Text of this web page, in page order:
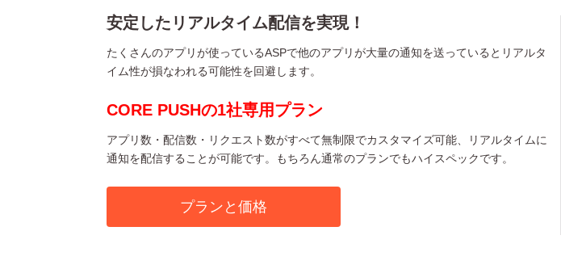
安定したリアルタイム配信を実現！
たくさんのアプリが使っているASPで他のアプリが大量の通知を送っているとリアルタ
イム性が損なわれる可能性を回避します。
CORE PUSHの1社専用プラン
アプリ数・配信数・リクエスト数がすべて無制限でカスタマイズ可能、リアルタイムに
通知を配信することが可能です。もちろん通常のプランでもハイスペックです。
プランと価格